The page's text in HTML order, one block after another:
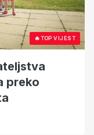
🔥TOP VIJEST
preko